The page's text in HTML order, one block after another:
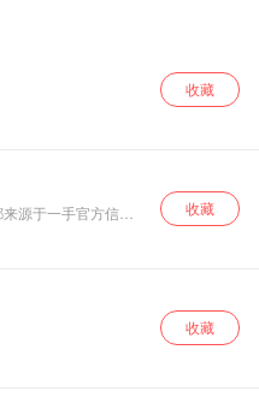
收藏
收藏
收藏